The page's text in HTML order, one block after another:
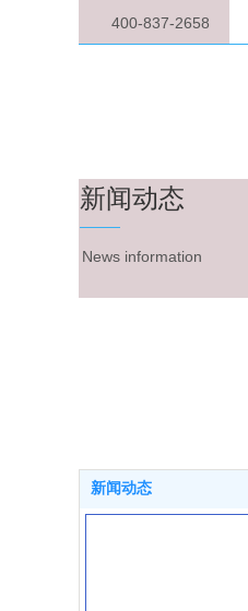
400-837-2658
新闻动态
News information
新闻动态